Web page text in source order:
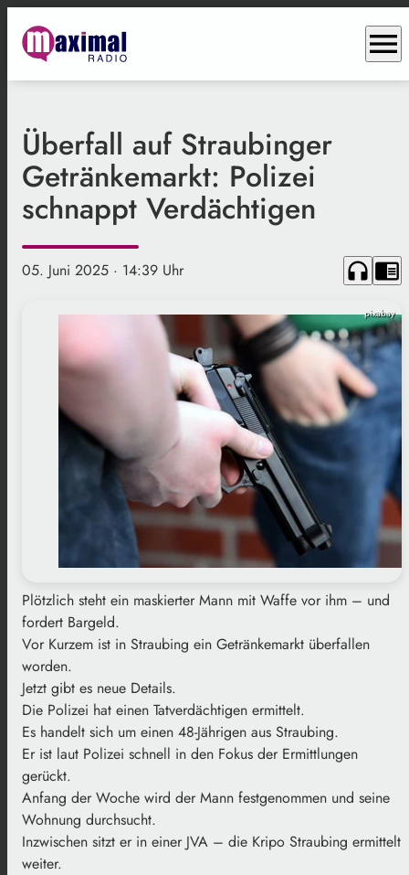
menu
Überfall auf Straubinger
Getränkemarkt: Polizei
schnappt Verdächtigen
05. Juni 2025 · 14:39 Uhr headphones chrome_reader_mode
pixabay
Plötzlich steht ein maskierter Mann mit Waffe vor ihm – und
fordert Bargeld.
Vor Kurzem ist in Straubing ein Getränkemarkt überfallen
worden.
Jetzt gibt es neue Details.
Die Polizei hat einen Tatverdächtigen ermittelt.
Es handelt sich um einen 48-Jährigen aus Straubing.
Er ist laut Polizei schnell in den Fokus der Ermittlungen
gerückt.
Anfang der Woche wird der Mann festgenommen und seine
Wohnung durchsucht.
Inzwischen sitzt er in einer JVA – die Kripo Straubing ermittelt
weiter.